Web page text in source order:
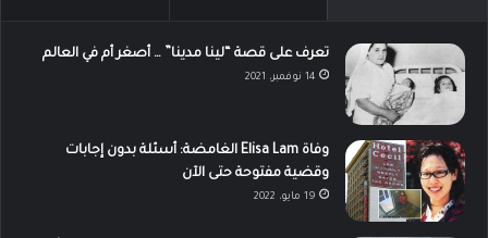
تعرف على قصة “لينا مدينا” … أصغر أم في العالم
14 نوفمبر، 2021
وفاة Elisa Lam الغامضة: أسئلة بدون إجابات
وقضية مفتوحة حتى الآن
19 مايو، 2022